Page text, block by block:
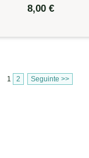
8,00 €
1 2 Seguinte >>